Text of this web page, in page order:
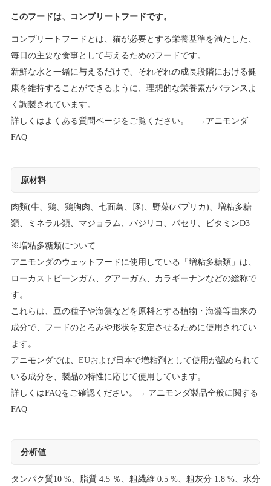
このフードは、コンプリートフードです。
コンプリートフードとは、猫が必要とする栄養基準を満たした、
毎日の主要な食事として与えるためのフードです。
新鮮な水と一緒に与えるだけで、それぞれの成長段階における健
康を維持することができるように、理想的な栄養素がバランスよ
く調製されています。
詳しくはよくある質問ページをご覧ください。 → アニモンダ
FAQ
原材料
肉類(牛、鶏、鶏胸肉、七面鳥、豚)、野菜(パプリカ)、増粘多糖
類、ミネラル類、マジョラム、バジリコ、パセリ、ビタミンD3
※増粘多糖類について
アニモンダのウェットフードに使用している「増粘多糖類」は、
ローカストビーンガム、グアーガム、カラギーナンなどの総称で
す。
これらは、豆の種子や海藻などを原料とする植物・海藻等由来の
成分で、フードのとろみや形状を安定させるために使用されてい
ます。
アニモンダでは、EUおよび日本で増粘剤として使用が認められて
いる成分を、製品の特性に応じて使用しています。
詳しくはFAQをご確認ください。→ アニモンダ製品全般に関する
FAQ
分析値
タンパク質10 %、脂質 4.5 ％、粗繊維 0.5 %、粗灰分 1.8 %、水分